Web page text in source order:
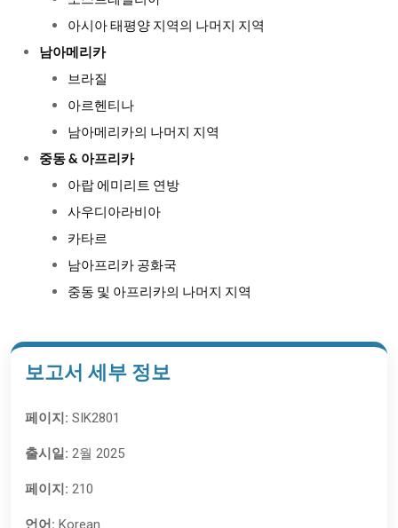
아시아 태평양 지역의 나머지 지역
남아메리카
브라질
아르헨티나
남아메리카의 나머지 지역
중동 & 아프리카
아랍 에미리트 연방
사우디아라비아
카타르
남아프리카 공화국
중동 및 아프리카의 나머지 지역
보고서 세부 정보
페이지: SIK2801
출시일: 2월 2025
페이지: 210
언어: Korean